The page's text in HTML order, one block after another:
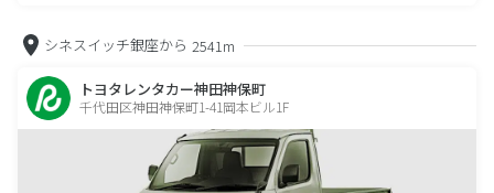
シネスイッチ銀座から 2541m
トヨタレンタカー神田神保町
千代田区神田神保町1-41岡本ビル1F